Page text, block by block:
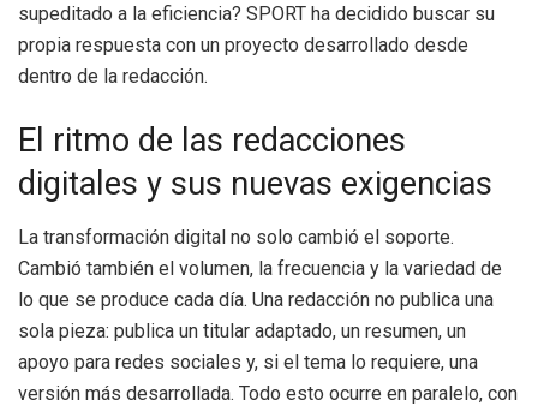
supeditado a la eficiencia? SPORT ha decidido buscar su
propia respuesta con un proyecto desarrollado desde
dentro de la redacción.
El ritmo de las redacciones
digitales y sus nuevas exigencias
La transformación digital no solo cambió el soporte.
Cambió también el volumen, la frecuencia y la variedad de
lo que se produce cada día. Una redacción no publica una
sola pieza: publica un titular adaptado, un resumen, un
apoyo para redes sociales y, si el tema lo requiere, una
versión más desarrollada. Todo esto ocurre en paralelo, con